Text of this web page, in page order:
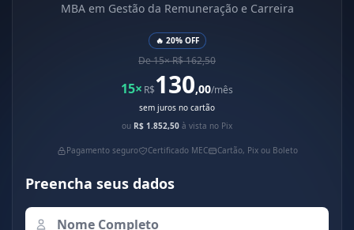
MBA em Gestão da Remuneração e Carreira
🔥 20% OFF
De 15× R$ 162,50
15× R$130,00/mês
sem juros no cartão
ou R$ 1.852,50 à vista no Pix
Pagamento seguro Certificado MEC Cartão, Pix ou Boleto
Preencha seus dados